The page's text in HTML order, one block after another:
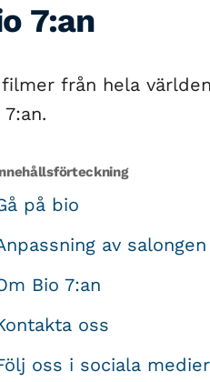
7:an
från hela
7:an.
på bio
av salongen
Bio 7:an
oss
oss i sociala medier